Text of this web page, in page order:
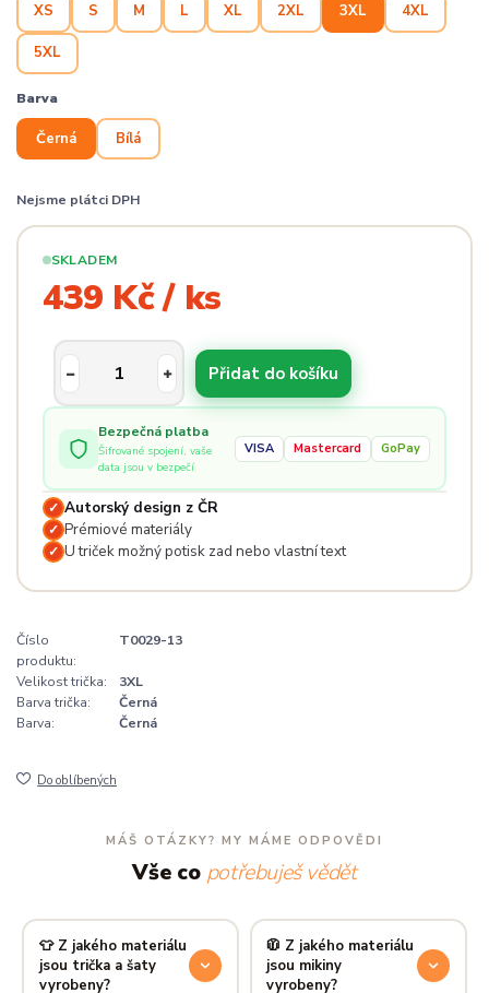
XS S M L XL 2XL 3XL 4XL
5XL
Barva
Černá Bílá
Nejsme plátci DPH
SKLADEM
439 Kč / ks
Přidat do košíku
Bezpečná platba
Šifrované spojení, vaše
data jsou v bezpečí
VISA Mastercard GoPay
✓ Autorský design z ČR
✓ Prémiové materiály
✓ U triček možný potisk zad nebo vlastní text
Číslo
produktu:
T0029-13
Velikost trička:
3XL
Barva trička:
Černá
Barva:
Černá
Do oblíbených
MÁŠ OTÁZKY? MY MÁME ODPOVĚDI
Vše co potřebuješ vědět
👕 Z jakého materiálu
jsou trička a šaty
vyrobeny?
🧥 Z jakého materiálu
jsou mikiny
vyrobeny?